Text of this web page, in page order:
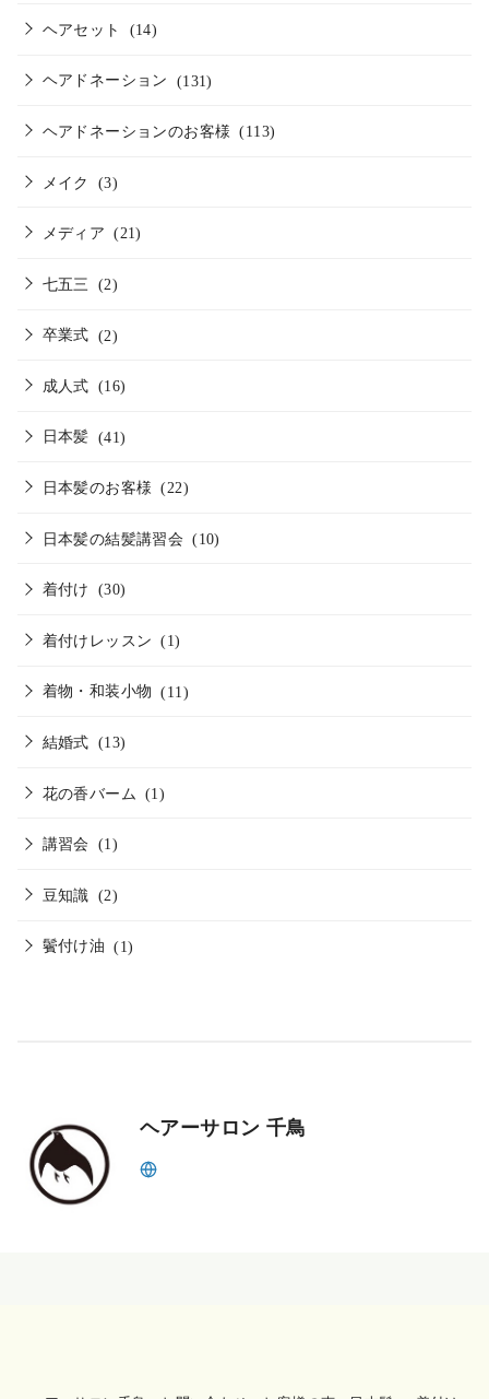
ヘアセット (14)
ヘアドネーション (131)
ヘアドネーションのお客様 (113)
メイク (3)
メディア (21)
七五三 (2)
卒業式 (2)
成人式 (16)
日本髪 (41)
日本髪のお客様 (22)
日本髪の結髪講習会 (10)
着付け (30)
着付けレッスン (1)
着物・和装小物 (11)
結婚式 (13)
花の香バーム (1)
講習会 (1)
豆知識 (2)
鬢付け油 (1)
ヘアーサロン 千鳥